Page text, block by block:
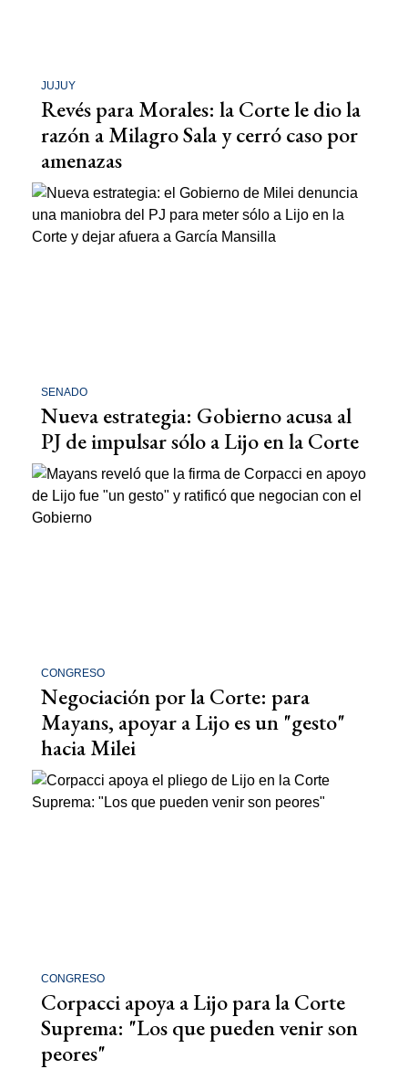
JUJUY
Revés para Morales: la Corte le dio la
razón a Milagro Sala y cerró caso por
amenazas
SENADO
Nueva estrategia: Gobierno acusa al
PJ de impulsar sólo a Lijo en la Corte
CONGRESO
Negociación por la Corte: para
Mayans, apoyar a Lijo es un "gesto"
hacia Milei
CONGRESO
Corpacci apoya a Lijo para la Corte
Suprema: "Los que pueden venir son
peores"